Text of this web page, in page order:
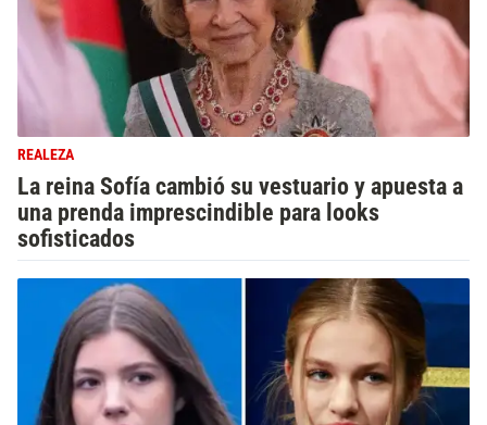
REALEZA
La reina Sofía cambió su vestuario y apuesta a
una prenda imprescindible para looks
sofisticados